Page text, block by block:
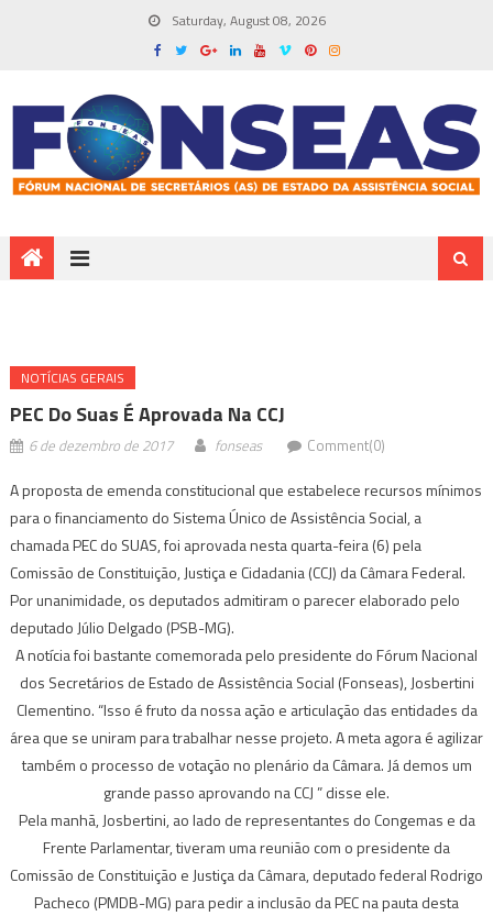
Saturday, August 08, 2026
NOTÍ­CIAS GERAIS
PEC Do Suas É Aprovada Na CCJ
6 de dezembro de 2017 fonseas Comment(0)
A proposta de emenda constitucional que estabelece recursos mínimos
para o financiamento do Sistema Único de Assistência Social, a
chamada PEC do SUAS, foi aprovada nesta quarta-feira (6) pela
Comissão de Constituição, Justiça e Cidadania (CCJ) da Câmara Federal.
Por unanimidade, os deputados admitiram o parecer elaborado pelo
deputado Júlio Delgado (PSB-MG).
A notícia foi bastante comemorada pelo presidente do Fórum Nacional
dos Secretários de Estado de Assistência Social (Fonseas), Josbertini
Clementino. “Isso é fruto da nossa ação e articulação das entidades da
área que se uniram para trabalhar nesse projeto. A meta agora é agilizar
também o processo de votação no plenário da Câmara. Já demos um
grande passo aprovando na CCJ ” disse ele.
Pela manhã, Josbertini, ao lado de representantes do Congemas e da
Frente Parlamentar, tiveram uma reunião com o presidente da
Comissão de Constituição e Justiça da Câmara, deputado federal Rodrigo
Pacheco (PMDB-MG) para pedir a inclusão da PEC na pauta desta